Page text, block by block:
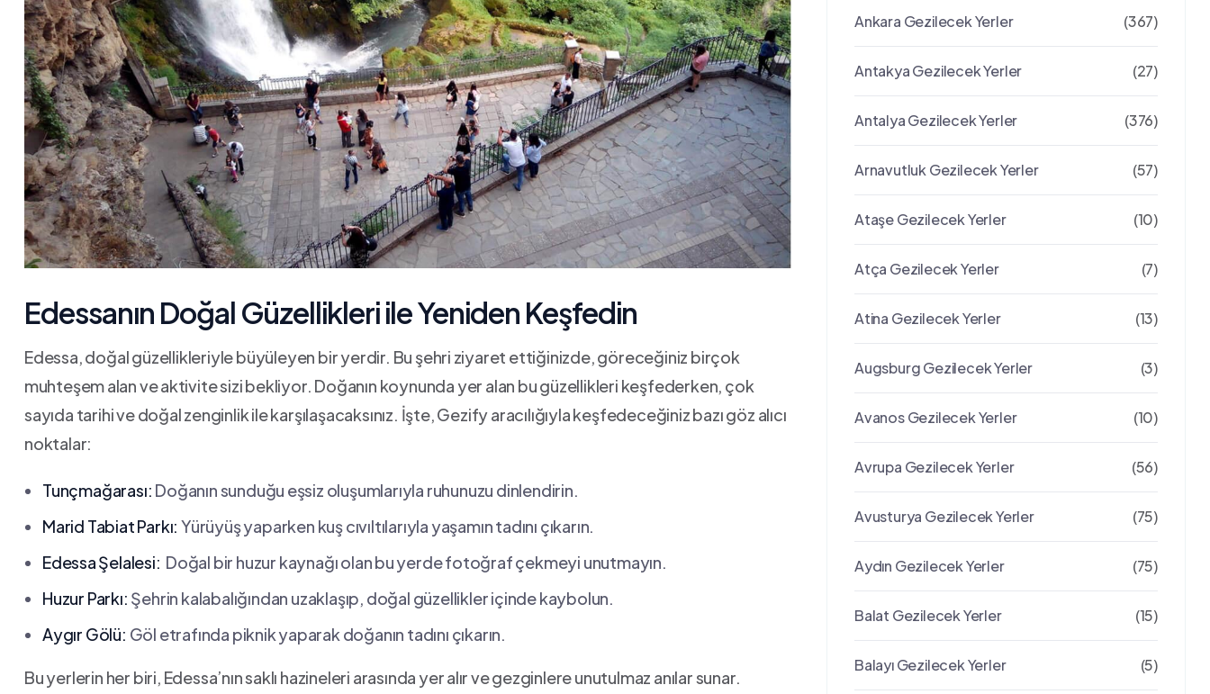
Edessanın Doğal Güzellikleri ile Yeniden‍ Keşfedin
Edessa, doğal güzellikleriyle büyüleyen bir yerdir. Bu şehri ⁢ziyaret ettiğinizde, göreceğiniz birçok
⁢muhteşem ⁤alan ve ⁣aktivite sizi bekliyor. Doğanın koynunda yer alan⁤ bu güzellikleri keşfederken, çok⁢
sayıda tarihi ve doğal ⁣zenginlik‌ ile karşılaşacaksınız. İşte, Gezify aracılığıyla keşfedeceğiniz‌ bazı göz alıcı
‌noktalar:
Tunçmağarası: Doğanın sunduğu ⁤eşsiz oluşumlarıyla ruhunuzu ​dinlendirin.
Marid Tabiat Parkı: Yürüyüş yaparken kuş cıvıltılarıyla yaşamın tadını çıkarın.
Edessa ⁣Şelalesi: ⁢ Doğal bir huzur kaynağı olan bu ⁣yerde fotoğraf çekmeyi unutmayın.
Huzur Parkı: Şehrin ‌kalabalığından ‍uzaklaşıp, doğal güzellikler içinde kaybolun.
Aygır Gölü: Göl etrafında piknik⁣ yaparak doğanın tadını çıkarın.
Bu yerlerin her biri, Edessa’nın⁣ saklı hazineleri arasında yer⁤ alır ve ⁤gezginlere unutulmaz anılar sunar.
Ankara Gezilecek Yerler (367)
Antakya Gezilecek Yerler (27)
Antalya Gezilecek Yerler (376)
Arnavutluk Gezilecek Yerler (57)
Ataşe Gezilecek Yerler (10)
Atça Gezilecek Yerler (7)
Atina Gezilecek Yerler (13)
Augsburg Gezilecek Yerler (3)
Avanos Gezilecek Yerler (10)
Avrupa Gezilecek Yerler (56)
Avusturya Gezilecek Yerler (75)
Aydın Gezilecek Yerler (75)
Balat Gezilecek Yerler (15)
Balayı Gezilecek Yerler (5)